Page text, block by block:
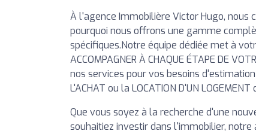
À l'agence Immobilière Victor Hugo, nous
pourquoi nous offrons une gamme
spécifiques.Notre équipe dédiée met à
ACCOMPAGNER À CHAQUE ÉTAPE DE
nos services pour vos besoins
L'ACHAT ou la LOCATION D'UN
Que vous soyez à la recherche d'une
souhaitiez investir dans l'immobilier,